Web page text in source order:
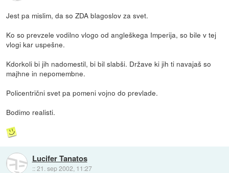
Jest pa mislim, da so ZDA blagoslov za svet.
Ko so prevzele vodilno vlogo od angleškega Imperija, so bile v tej
vlogi kar uspešne.
Kdorkoli bi jih nadomestil, bi bil slabši. Države ki jih ti navajaš so
majhne in nepomembne.
Policentrični svet pa pomeni vojno do prevlade.
Bodimo realisti.
Lucifer Tanatos
::21. sep 2002, 11:27